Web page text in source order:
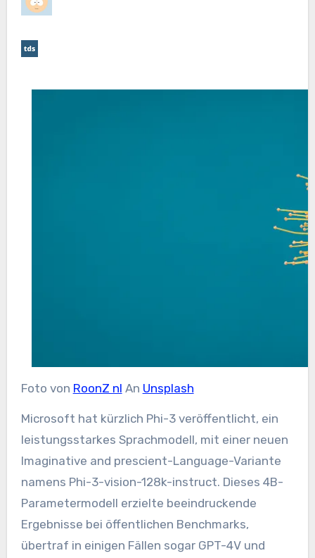
Foto von RoonZ nl An Unsplash
Microsoft hat kürzlich Phi-3 veröffentlicht, ein
leistungsstarkes Sprachmodell, mit einer neuen
Imaginative and prescient-Language-Variante
namens Phi-3-vision-128k-instruct. Dieses 4B-
Parametermodell erzielte beeindruckende
Ergebnisse bei öffentlichen Benchmarks,
übertraf in einigen Fällen sogar GPT-4V und